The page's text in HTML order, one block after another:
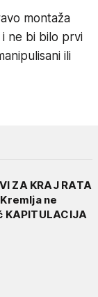
montaža
ne bi bilo prvi
ili
ZA KRAJ RATA
ne